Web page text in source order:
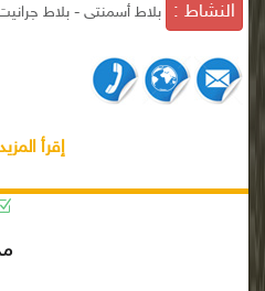
النشاط : بلاط أسمنتى - بلاط
إقرأ